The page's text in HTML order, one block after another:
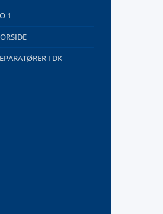
1
I DK